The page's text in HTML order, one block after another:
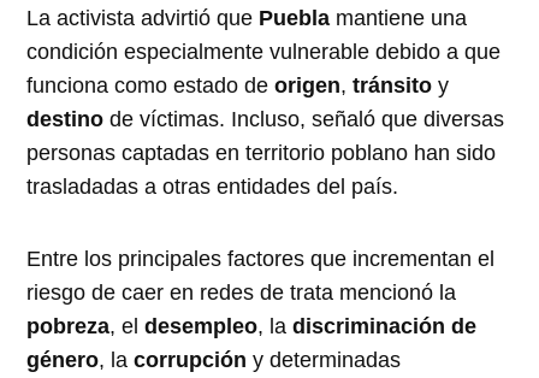
La activista advirtió que Puebla mantiene una
condición especialmente vulnerable debido a que
funciona como estado deorigen,tránsito y
destino de víctimas. Incluso, señaló que diversas
personas captadas en territorio poblano han sido
trasladadas a otras entidades del país.
Entre los principales factores que incrementan el
riesgo de caer en redes de trata mencionó la
pobreza, eldesempleo, ladiscriminación de
género, lacorrupción y determinadas